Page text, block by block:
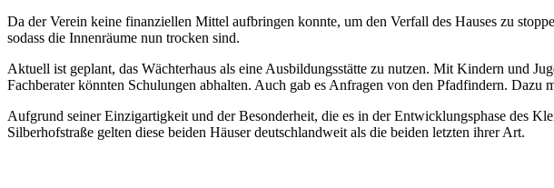
Da der Verein keine finanziellen Mittel aufbringen konnte, um den Verfall des Hauses zu
sodass die Innenräume nun trocken sind.
Aktuell ist geplant, das Wächterhaus als eine Ausbildungsstätte zu nutzen. Mit Kindern und
Fachberater könnten Schulungen abhalten. Auch gab es Anfragen von den Pfadfindern. Dazu
Aufgrund seiner Einzigartigkeit und der Besonderheit, die es in der Entwicklungsphase des
Silberhofstraße gelten diese beiden Häuser deutschlandweit als die beiden letzten ihrer Art.